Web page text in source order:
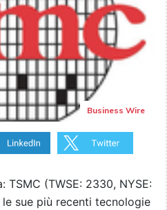
Business Wire
TSMC (TWSE: 2330, NYSE:
sue più recenti tecnologie